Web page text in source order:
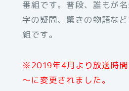
番組です。普段、誰もが
字の疑問、驚きの物語な
組です。
※2019年4月より放送時
～に変更されました。